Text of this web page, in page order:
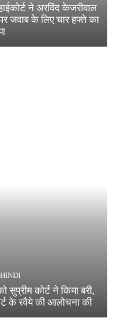
ने अरविंद केजरीवाल
जवाब के लिए चार हफ्ते का
सुप्रीम कोर्ट ने किया बरी,
के रवैये की आलोचना की